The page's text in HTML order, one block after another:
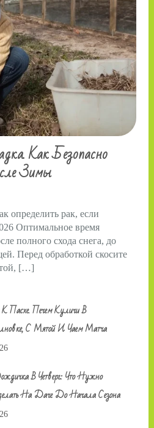
Как Безопасно
Зимы
определить рак, если
Оптимальное время
полного схода снега, до
Перед обработкой скосите
[…]
К Пасхе. Печем Куличи В
С Мятой И Чаем Матча
В Четверг: Что Нужно
На Даче До Начала Сезона